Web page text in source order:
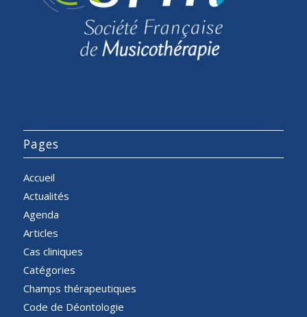
Pages
Accueil
Actualités
Agenda
Articles
Cas cliniques
Catégories
Champs thérapeutiques
Code de Déontologie